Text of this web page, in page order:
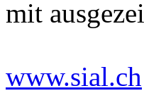
mit
www.sial.ch